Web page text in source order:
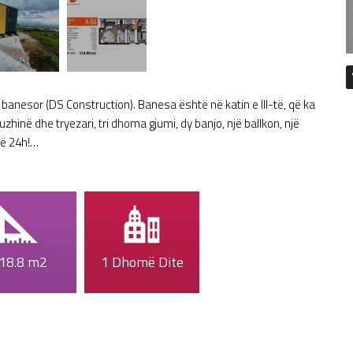
(DS Construction). Banesa është në katin e III-të, që ka
dhe tryezari, tri dhoma gjumi, dy banjo, një ballkon, një
24h!…
m2 1 Dhomë Dite